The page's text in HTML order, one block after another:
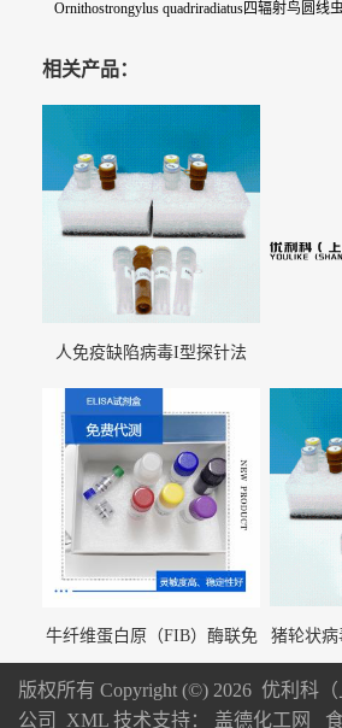
Ornithostrongylus quadriradiatus四辐射鸟圆线
相关产品：
人免疫缺陷病毒I型探针法
牛纤维蛋白原（FIB）酶联免
疫分析试剂盒
猪轮状病
试剂
版权所有 Copyright (©) 2026 优利科
公司
XML 技术支持： 盖德化工网